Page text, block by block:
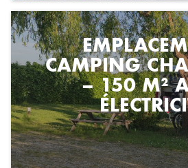
CAMPING
– 150 M²